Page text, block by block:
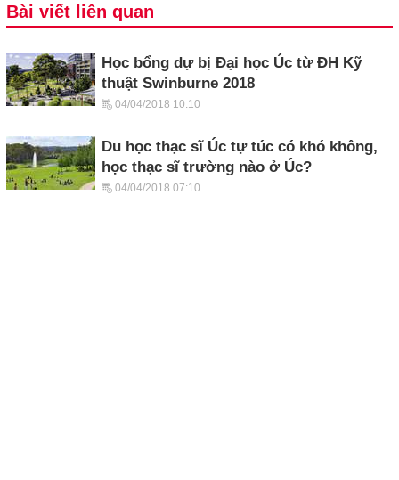
Bài viết liên quan
Học bổng dự bị Đại học Úc từ ĐH Kỹ
thuật Swinburne 2018
04/04/2018 10:10
Du học thạc sĩ Úc tự túc có khó không,
học thạc sĩ trường nào ở Úc?
04/04/2018 07:10